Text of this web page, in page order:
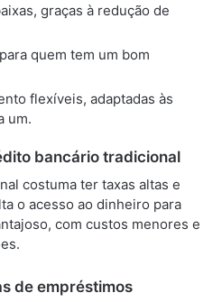
graças à redução de
quem tem um bom
flexíveis, adaptadas às
um.
bancário tradicional
costuma ter taxas altas e
o acesso ao dinheiro para
com custos menores e
de empréstimos